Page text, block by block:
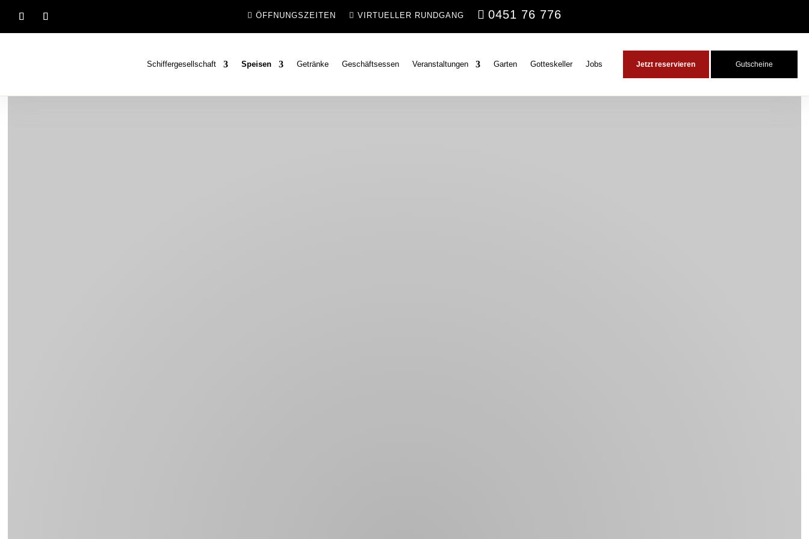
ÖFFNUNGSZEITEN VIRTUELLER RUNDGANG 0451 76 776
Schiffergesellschaft Speisen Getränke Geschäftsessen Veranstaltungen Garten Gotteskeller Jobs Jetzt reservieren Gutscheine